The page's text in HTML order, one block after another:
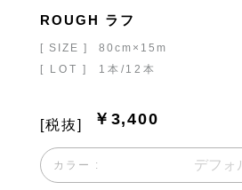
ROUGH ラフ
[ SIZE ]
80cm×15m
[ LOT ]
1本/12本
￥3,400
[税抜]
カラー :